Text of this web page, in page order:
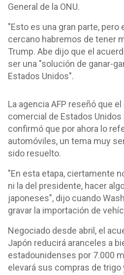
General de la ONU.
"Esto es una gran parte,
cercano habremos de tener
Trump. Abe dijo que el
ser una "solución de ganar-
Estados Unidos".
La agencia AFP reseñó que
comercial de Estados
confirmó que por ahora lo
automóviles, un tema muy
sido resuelto.
"En esta etapa, ciertamente
ni la del presidente, hacer
japoneses", dijo cuando
gravar la importación de
Negociado desde abril, el
Japón reducirá aranceles a
estadounidenses por 7.000
elevará sus compras de trigo